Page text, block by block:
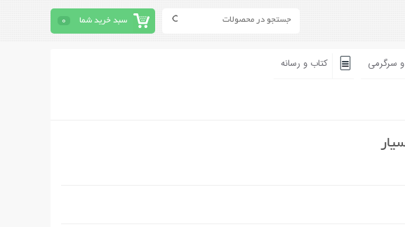
سبد خرید شما 0
سرگرمی کتاب و رسانه